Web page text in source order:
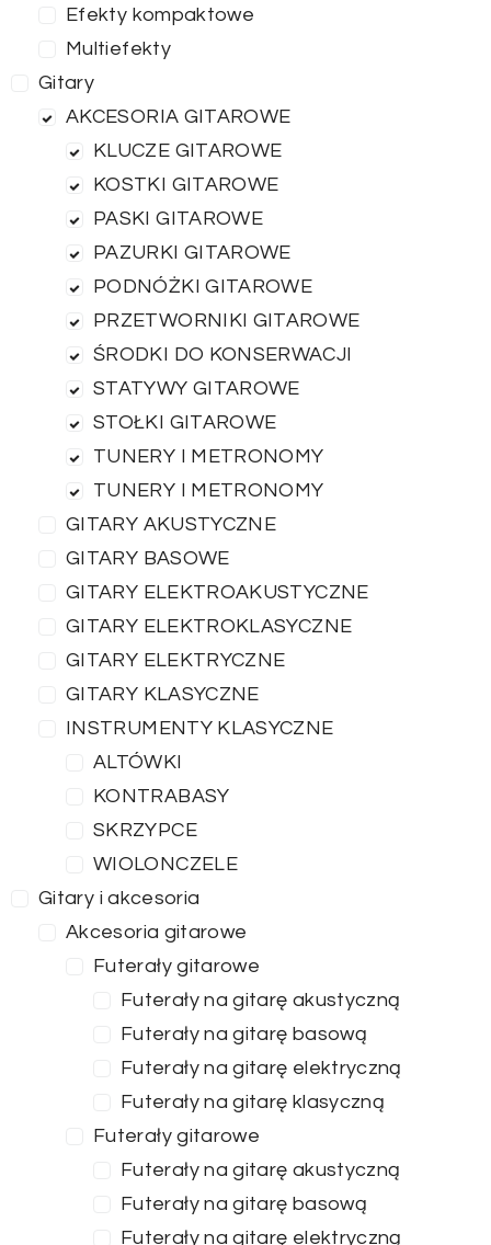
Efekty kompaktowe
Multiefekty
Gitary
AKCESORIA GITAROWE
KLUCZE GITAROWE
KOSTKI GITAROWE
PASKI GITAROWE
PAZURKI GITAROWE
PODNÓŻKI GITAROWE
PRZETWORNIKI GITAROWE
ŚRODKI DO KONSERWACJI
STATYWY GITAROWE
STOŁKI GITAROWE
TUNERY I METRONOMY
TUNERY I METRONOMY
GITARY AKUSTYCZNE
GITARY BASOWE
GITARY ELEKTROAKUSTYCZNE
GITARY ELEKTROKLASYCZNE
GITARY ELEKTRYCZNE
GITARY KLASYCZNE
INSTRUMENTY KLASYCZNE
ALTÓWKI
KONTRABASY
SKRZYPCE
WIOLONCZELE
Gitary i akcesoria
Akcesoria gitarowe
Futerały gitarowe
Futerały na gitarę akustyczną
Futerały na gitarę basową
Futerały na gitarę elektryczną
Futerały na gitarę klasyczną
Futerały gitarowe
Futerały na gitarę akustyczną
Futerały na gitarę basową
Futerały na gitarę elektryczną